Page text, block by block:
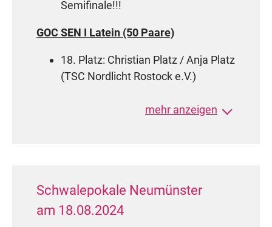
Semifinale!!!
GOC SEN I Latein (50 Paare)
18. Platz: Christian Platz / Anja Platz
(TSC Nordlicht Rostock e.V.)
GOC SEN III Standard Rising Star (119
WDSF Open SEN III Standard (185
Paare)
mehr anzeigen
Schwalepokale Neumünster
am 18.08.2024